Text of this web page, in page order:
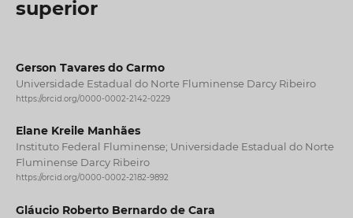
superior
Gerson Tavares do Carmo
Universidade Estadual do Norte Fluminense Darcy Ribeiro
https://orcid.org/0000-0002-2142-0229
Elane Kreile Manhães
Instituto Federal Fluminense; Universidade Estadual do Norte
Fluminense Darcy Ribeiro
https://orcid.org/0000-0002-2182-9892
Gláucio Roberto Bernardo de Cara